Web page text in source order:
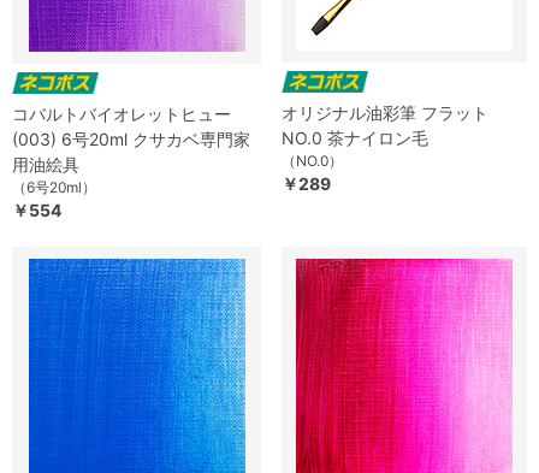
コバルトバイオレットヒュー
(003) 6号20ml クサカベ専門家
用油絵具
（6号20ml）
￥554
オリジナル油彩筆 フラット
NO.0 茶ナイロン毛
（NO.0）
￥289